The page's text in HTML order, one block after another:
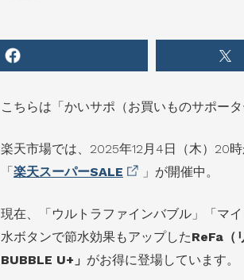
こちらは「かいサポ（お買いものサポー
楽天市場では、2025年12月4日（木）20時
「楽天スーパーSALE 」が開催中。
現在、「ウルトラファインバブル」「マ
水ボタンで節水効果もアップしたReFa（
BUBBLE U+」 がお得に登場しています。